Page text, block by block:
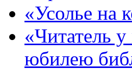
«Усолье на
«Читатель
юбилею